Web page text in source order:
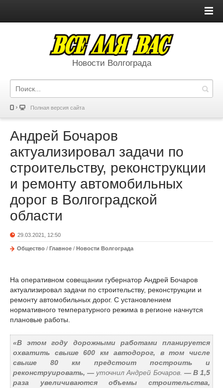
Новости Волгограда
Полная версия сайта
Андрей Бочаров
актуализировал задачи по
строительству, реконструкции
и ремонту автомобильных
дорог в Волгоградской
области
29.03.2021, 12:50
Общество / Главное / Новости Волгограда
На оперативном совещании губернатор Андрей Бочаров
актуализировал задачи по строительству, реконструкции и
ремонту автомобильных дорог. С установлением
нормативного температурного режима в регионе начнутся
плановые работы.
«В этом году дорожными работами планируется
охватить свыше 600 км автодорог, в том числе
свыше 80 км предстоит построить и
реконструировать, — уточнил Андрей Бочаров. — В 1,5
раза увеличиваются объемы строительства,